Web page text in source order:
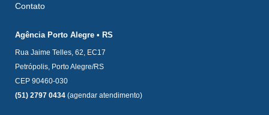
Contato
Agência Porto Alegre • RS
Rua Jaime Telles, 62, EC17
Petrópolis, Porto Alegre/RS
CEP 90460-030
(51) 2797 0434 (agendar atendimento)